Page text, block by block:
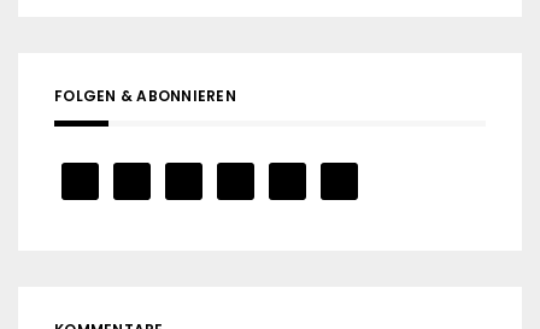
FOLGEN & ABONNIEREN